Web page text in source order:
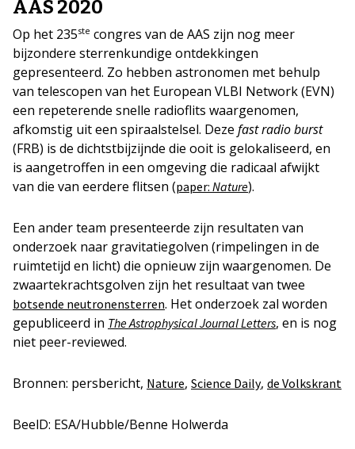
AAS 2020
Op het 235ste congres van de AAS zijn nog meer
bijzondere sterrenkundige ontdekkingen
gepresenteerd. Zo hebben astronomen met behulp
van telescopen van het European VLBI Network (EVN)
een repeterende snelle radioflits waargenomen,
afkomstig uit een spiraalstelsel. Deze fast radio burst
(FRB) is de dichtstbijzijnde die ooit is gelokaliseerd, en
is aangetroffen in een omgeving die radicaal afwijkt
van die van eerdere flitsen (paper: Nature).
Een ander team presenteerde zijn resultaten van
onderzoek naar gravitatiegolven (rimpelingen in de
ruimtetijd en licht) die opnieuw zijn waargenomen. De
zwaartekrachtsgolven zijn het resultaat van twee
botsende neutronensterren. Het onderzoek zal worden
gepubliceerd in The Astrophysical Journal Letters, en is nog
niet peer-reviewed.
Bronnen: persbericht, Nature, Science Daily, de Volkskrant
BeelD: ESA/Hubble/Benne Holwerda